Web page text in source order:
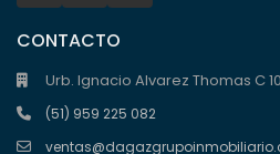
CONTACTO
Urb. Ignacio Alvarez Thomas C
(51) 959 225 082